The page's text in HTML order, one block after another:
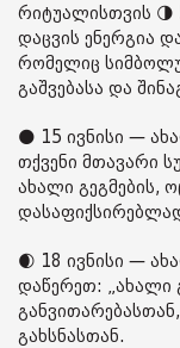
რიტუალისთვის 🌗
დაცვის ენერგია
რომელიც
გაშვებასა და
🌑 15 ივნისი —
თქვენი მთავარი
ახალი გეგმების,
🌒 18 ივნისი —
დაწერეთ: „ახალი
გახსნასთან.